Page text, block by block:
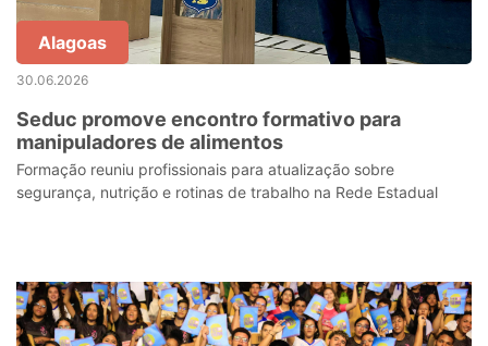
Alagoas
30.06.2026
Seduc promove encontro formativo para
manipuladores de alimentos
Formação reuniu profissionais para atualização sobre
segurança, nutrição e rotinas de trabalho na Rede Estadual